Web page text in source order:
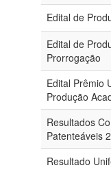
Edital de
Edital de
Prorrogação
Edital Prêmio
Produção
Resultados
Patenteáveis
Resultado